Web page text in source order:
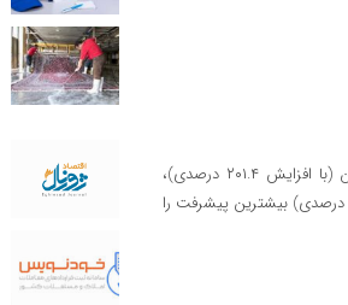
به این ترتیب کشورهای دانمارک (با افزایش ۶۸۴.۴ درصدی نسبت به سال ۲۰۲۴)، ایران (با افزایش ۲۰۱.۴ درصدی)،
اسرائیل (با افزایش ۱۴۱ درصدی)، شیلی (با افزایش ۷۱.۷ درصدی) و پرتغال (با افزایش ۵۸.۱ درصدی) بیشترین پیشرفت را